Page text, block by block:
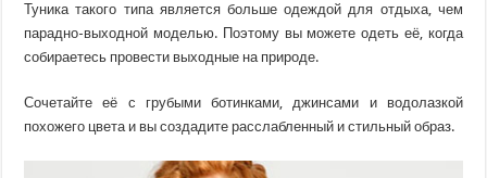
Туника такого типа является больше одеждой для отдыха, чем
парадно-выходной моделью. Поэтому вы можете одеть её, когда
собираетесь провести выходные на природе.
Сочетайте её с грубыми ботинками, джинсами и водолазкой
похожего цвета и вы создадите расслабленный и стильный образ.